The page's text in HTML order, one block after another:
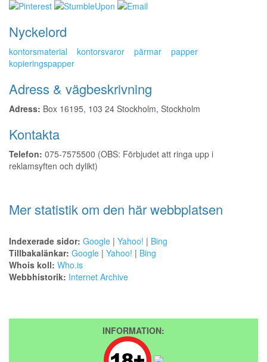
Nyckelord
kontorsmaterial kontorsvaror pärmar
papper
kopieringspapper
Adress & vägbeskrivning
Adress: Box 16195, 103 24 Stockholm, Stockholm
Kontakta
Telefon: 075-7575500 (OBS: Förbjudet att ringa upp i
reklamsyften och dylikt)
Mer statistik om den här webbplatsen
Indexerade sidor: Google | Yahoo! | Bing
Tillbakalänkar: Google | Yahoo! | Bing
Whois koll: Who.is
Webbhistorik: Internet Archive
INFORMATION: